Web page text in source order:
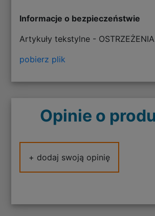
Informacje o bezpieczeństwie
Artykuły tekstylne - OSTRZEŻENIA
pobierz plik
Opinie o
+ dodaj swoją opinię